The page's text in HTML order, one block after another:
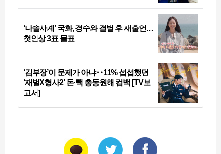
‘나솔사계’ 국화, 경수와 결별 후 재출연…
첫인상 3표 몰표
‘김부장’이 문제가 아냐‥11% 섭섭했던
‘재벌X형사2’ 돈·빽 총동원해 컴백 [TV보
고서]